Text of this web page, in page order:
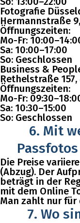
Fotografie
Hermannstraße
Öffnungszeiten:
Mo-Fr:
Sa: 10:00–17:00
So: Geschlossen
Business &
Rethelstraße
Öffnungszeiten:
Mo-Fr:
Sa: 10:30–15:00
So: Geschlossen
6. Mit
Die Preise
(Abzug). Der
beträgt in der
mit dem Online
Man zahlt nur für
7. Wo